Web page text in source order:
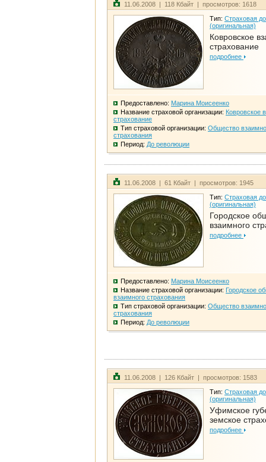
11.06.2008 | 118 Кбайт | просмотров: 1618
Тип: Страховая
(оригинальная)
Ковровское
страхование
подробнее
Предоставлено: Марина Моисеенко
Название страховой организации: Ковровское
страхование
Тип страховой организации: Общество
страхования
Период: До революции
11.06.2008 | 61 Кбайт | просмотров: 1945
Тип: Страховая
(оригинальная)
Городское
взаимного
подробнее
Предоставлено: Марина Моисеенко
Название страховой организации: Городское
взаимного страхования
Тип страховой организации: Общество
страхования
Период: До революции
11.06.2008 | 126 Кбайт | просмотров: 1583
Тип: Страховая
(оригинальная)
Уфимское
земское
подробнее